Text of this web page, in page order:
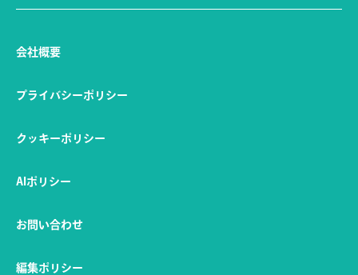
会社概要
プライバシーポリシー
クッキーポリシー
AIポリシー
お問い合わせ
編集ポリシー
EVENT GOURMET
ライフスタイル
LIFESTYLE
#元町